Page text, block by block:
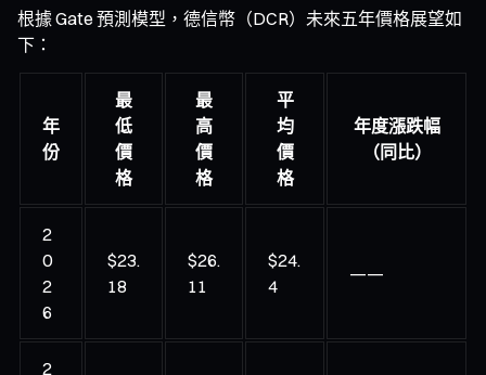
根據 Gate 預測模型，德信幣（DCR）未來五年價格展望如
下：
年
份
最
低
價
格
最
高
價
格
平
均
價
格
年度漲跌幅
（同比）
2
0
2
6
$23.
18
$26.
11
$24.
4
——
2